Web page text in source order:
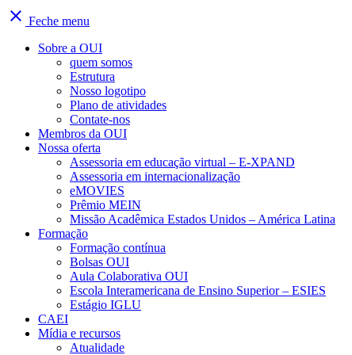
close Feche menu
Sobre a OUI
quem somos
Estrutura
Nosso logotipo
Plano de atividades
Contate-nos
Membros da OUI
Nossa oferta
Assessoria em educação virtual – E-XPAND
Assessoria em internacionalização
eMOVIES
Prêmio MEIN
Missão Acadêmica Estados Unidos – América Latina
Formação
Formação contínua
Bolsas OUI
Aula Colaborativa OUI
Escola Interamericana de Ensino Superior – ESIES
Estágio IGLU
CAEI
Mídia e recursos
Atualidade